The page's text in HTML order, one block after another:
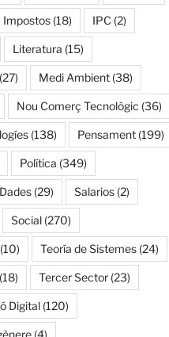
Impostos(18) IPC (2)
Literatura (15)
Medi Ambient(38)
Nou Comerç Tecnològic (36)
(138) Pensament(199)
Política (349)
(29) Salarios(2)
Social(270)
Teoría de Sistemes(24)
Tercer Sector(23)
Digital(120)